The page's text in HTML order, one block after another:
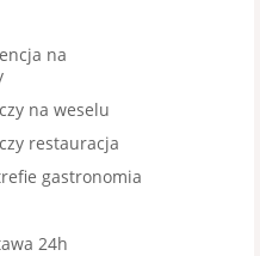
na
na weselu
restauracja
gastronomia
24h